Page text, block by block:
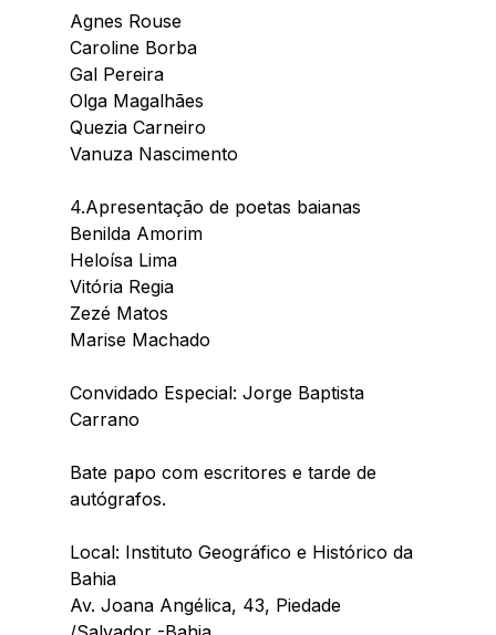
Agnes Rouse
Caroline Borba
Gal Pereira
Olga Magalhães
Quezia Carneiro
Vanuza Nascimento
4.Apresentação de poetas baianas
Benilda Amorim
Heloísa Lima
Vitória Regia
Zezé Matos
Marise Machado
Convidado Especial: Jorge Baptista
Carrano
Bate papo com escritores e tarde de
autógrafos.
Local: Instituto Geográfico e Histórico da
Bahia
Av. Joana Angélica, 43, Piedade